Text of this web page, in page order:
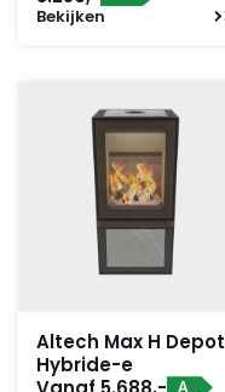
Bekijken
Altech Max H Depot
Hybride-e
A